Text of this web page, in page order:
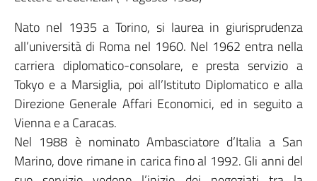
Nato nel 1935 a Torino, si laurea in giurisprudenza
all’università di Roma nel 1960. Nel 1962 entra nella
carriera diplomatico-consolare, e presta servizio a
Tokyo e a Marsiglia, poi all’Istituto Diplomatico e alla
Direzione Generale Affari Economici, ed in seguito a
Vienna e a Caracas.
Nel 1988 è nominato Ambasciatore d’Italia a San
Marino, dove rimane in carica fino al 1992. Gli anni del